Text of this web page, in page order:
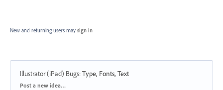
New and returning users may sign in
Illustrator (iPad) Bugs:Type, Fonts, Text
Categories
Post a new idea…